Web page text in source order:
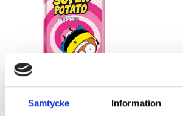
Samtycke Information
Super Potato 3 - Vilse i
tiden